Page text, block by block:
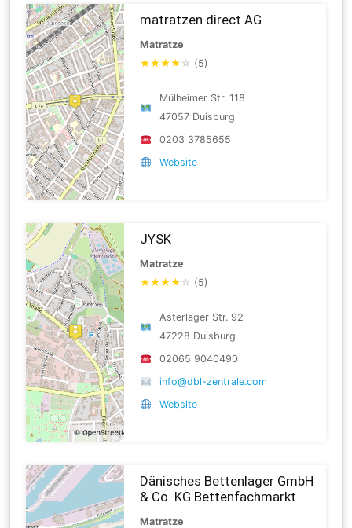
matratzen direct AG
Matratze
★★★★ ☆ (5)
Mülheimer Str. 118
47057 Duisburg
0203 3785655
Website
JYSK
Matratze
★★★★ ☆ (5)
Asterlager Str. 92
47228 Duisburg
02065 9040490
info@dbl-zentrale.com
Website
Dänisches Bettenlager GmbH
& Co. KG Bettenfachmarkt
Matratze